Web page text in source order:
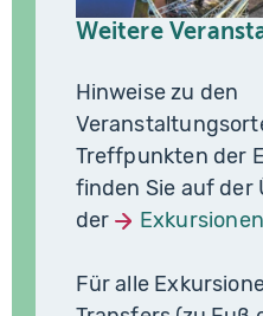
Weitere
Hinweise zu den
Treffpunkten der
finden Sie auf der
der
Exkursionen
Für alle